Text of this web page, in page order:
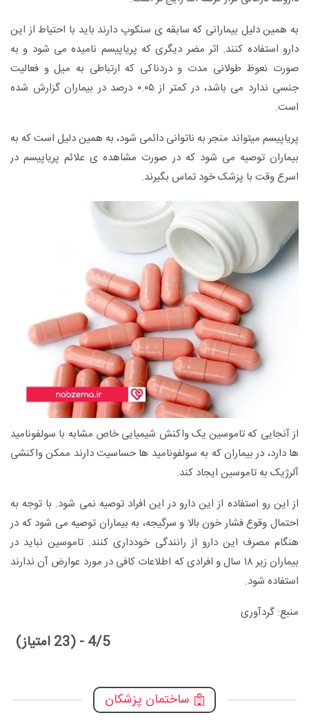
به همین دلیل بیمارانی که سابقه ی سنکوپ دارند باید با احتیاط از این
دارو استفاده کنند. اثر مضر دیگری که پریاپیسم نامیده می شود و به
صورت نعوظ طولانی مدت و دردناکی که ارتباطی به میل و فعالیت
جنسی ندارد می باشد، در کمتر از ۰.۰۵ درصد در بیماران گزارش شده
است.
پریاپیسم میتواند منجر به ناتوانی دائمی شود، به همین دلیل است که به
بیماران توصیه می شود که در صورت مشاهده ی علائم پریاپیسم در
اسرع وقت با پزشک خود تماس بگیرند.
از آنجایی که تاموسین یک واکنش شیمیایی خاص مشابه با سولفونامید
ها دارد، در بیماران که به سولفونامید ها حساسیت دارند ممکن واکنشی
آلرژیک به تاموسین ایجاد کند.
از این رو استفاده از این دارو در این افراد توصیه نمی شود. با توجه به
احتمال وقوع فشار خون بالا و سرگیجه، به بیماران توصیه می شود که در
هنگام مصرف این دارو از رانندگی خودداری کنند. تاموسین نباید در
بیماران زیر ۱۸ سال و افرادی که اطلاعات کافی در مورد عوارض آن ندارند
استفاده شود.
منبع: گردآوری
4/5 - (23 امتیاز)
ساختمان پزشکان